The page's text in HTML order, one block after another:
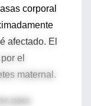
corporal
afectado. El
el
maternal.
para